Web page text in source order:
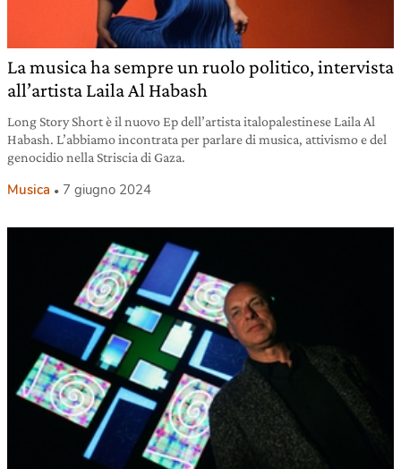
La musica ha sempre un ruolo politico, intervista
all’artista Laila Al Habash
Long Story Short è il nuovo Ep dell’artista italopalestinese Laila Al
Habash. L’abbiamo incontrata per parlare di musica, attivismo e del
genocidio nella Striscia di Gaza.
Musica 7 giugno 2024